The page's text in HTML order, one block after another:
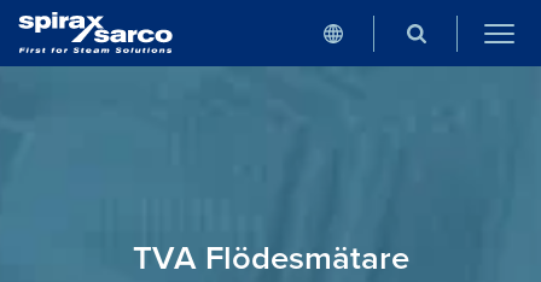
TVA Flödesmätare